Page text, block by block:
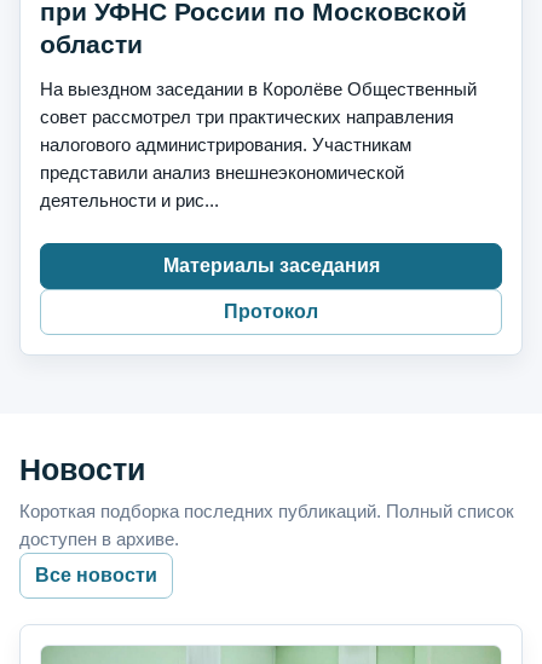
при УФНС России по Московской
области
На выездном заседании в Королёве Общественный
совет рассмотрел три практических направления
налогового администрирования. Участникам
представили анализ внешнеэкономической
деятельности и рис...
Материалы заседания
Протокол
Новости
Короткая подборка последних публикаций. Полный список
доступен в архиве.
Все новости